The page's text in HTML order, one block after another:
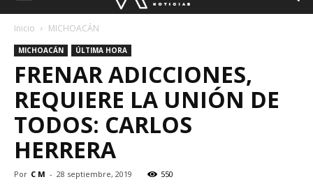
Inicio MICHOACÁN
MICHOACÁN ÚLTIMA HORA
FRENAR ADICCIONES,
REQUIERE LA UNIÓN DE
TODOS: CARLOS
HERRERA
Por C M - 28 septiembre, 2019 550